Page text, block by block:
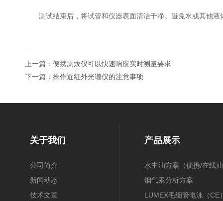
测试结束后，将试管和仪器表面清洁干净。避免水或其他液
上一篇： 便携测汞仪可以快速响应实时测量要求
下一篇： 操作近红外光谱仪的注意事项
关于我们
公司简介
新闻动态
技术文章
产品展示
水中油方案（便携/在线油
膜/在线）
烟气汞分析方案
（30B/CEMS/OH）
LUMEX毛细管电泳（CE